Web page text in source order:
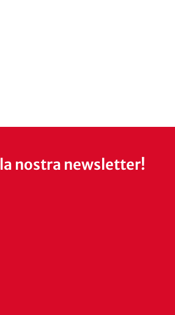
nostra newsletter!